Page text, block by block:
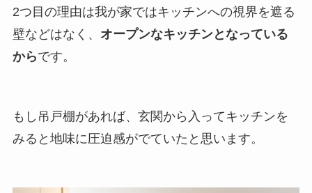
2つ目の理由は我が家ではキッチンへの視界を遮る
壁などはなく、 オープンなキッチンとなっている
からです。
もし吊戸棚があれば、玄関から入ってキッチンを
みると地味に圧迫感がでていたと思います。